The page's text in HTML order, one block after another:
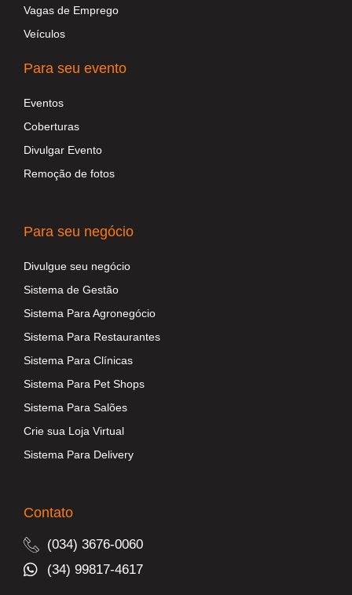
Vagas de Emprego
Veículos
Para seu evento
Eventos
Coberturas
Divulgar Evento
Remoção de fotos
Para seu negócio
Divulgue seu negócio
Sistema de Gestão
Sistema Para Agronegócio
Sistema Para Restaurantes
Sistema Para Clínicas
Sistema Para Pet Shops
Sistema Para Salões
Crie sua Loja Virtual
Sistema Para Delivery
Contato
(034) 3676-0060
(34) 99817-4617